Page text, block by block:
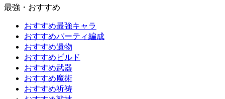
最強・おすすめ
おすすめ最強キャラ
おすすめパーティ編成
おすすめ遺物
おすすめビルド
おすすめ武器
おすすめ魔術
おすすめ祈祷